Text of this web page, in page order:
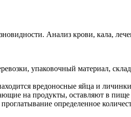
упаковочный материал,
вредоносные яйца и
на продукты, оставляют в пище
определенное